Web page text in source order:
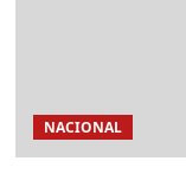
NACIONAL